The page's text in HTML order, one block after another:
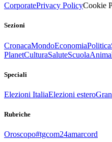
CorporatePrivacy PolicyCookie
Sezioni
CronacaMondoEconomiaPolitica
PlanetCulturaSaluteScuola
Speciali
Elezioni ItaliaElezioni estero
Rubriche
Oroscopo#tgcom24amarcord